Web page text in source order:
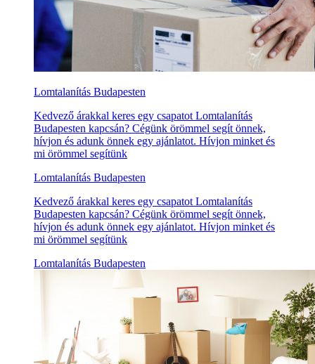
Lomtalanítás Budapesten
Kedvező árakkal keres egy csapatot Lomtalanítás
Budapesten kapcsán? Cégünk örömmel segít önnek,
hívjon és adunk önnek egy ajánlatot. Hívjon minket és
mi örömmel segítünk
Lomtalanítás Budapesten
Kedvező árakkal keres egy csapatot Lomtalanítás
Budapesten kapcsán? Cégünk örömmel segít önnek,
hívjon és adunk önnek egy ajánlatot. Hívjon minket és
mi örömmel segítünk
Lomtalanítás Budapesten